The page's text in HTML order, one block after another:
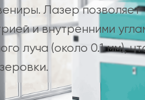
Лазер позволяет
и внутренними
луча (около 0.1 мм),